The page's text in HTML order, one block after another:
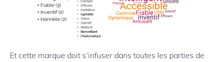
Et cette marque doit s’infuser dans toutes les parties de